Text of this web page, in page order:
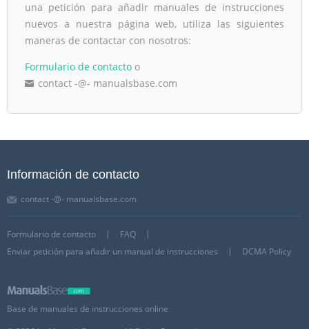
una petición para añadir manuales de instrucciones
nuevos a nuestra página web, utiliza las siguientes
maneras de contactar con nosotros:
Formulario de contacto o
contact -@- manualsbase.com
Información de contacto
contact -@- manualsbase.com
Formulario de contacto
FAQ
Enviar petición para añadir un manual de instrucciones
DCMA Policy
Base de manuales de instrucciones online